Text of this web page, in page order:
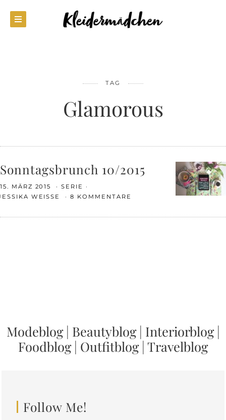
TAG
Glamorous
Sonntagsbrunch 10/2015
15. MÄRZ 2015
SERIE
WEISSE
8 KOMMENTARE
Modeblog| Beautyblog| Interiorblog|
Foodblog| Outfitblog| Travelblog
Follow Me!